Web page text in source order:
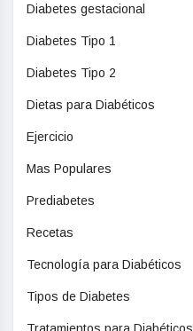
Diabetes gestacional
Diabetes Tipo 1
Diabetes Tipo 2
Dietas para Diabéticos
Ejercicio
Mas Populares
Prediabetes
Recetas
Tecnología para Diabéticos
Tipos de Diabetes